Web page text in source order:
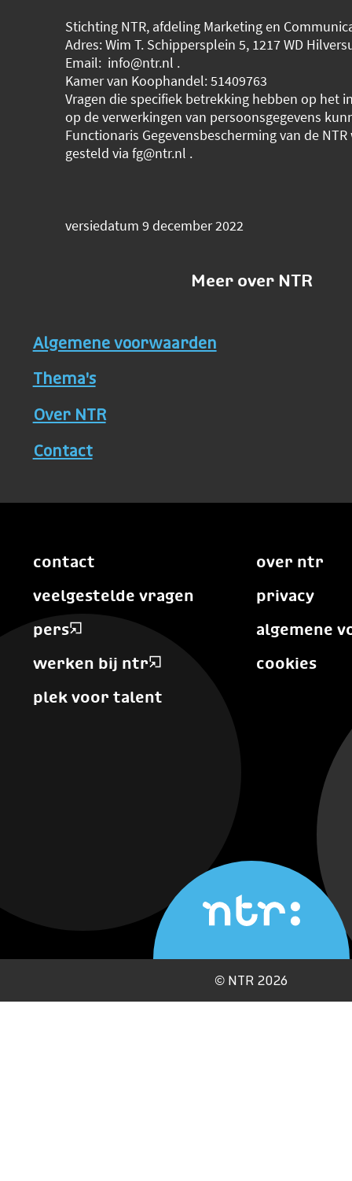
Stichting NTR, afdeling Marketing en
Adres: Wim T. Schippersplein 5, 1217 WD
Email: info@ntr.nl .
Kamer van Koophandel: 51409763
Vragen die specifiek betrekking hebben op het
op de verwerkingen van persoonsgegevens
Functionaris Gegevensbescherming van de
gesteld via fg@ntr.nl .
versiedatum 9 december 2022
Meer over NTR
Algemene voorwaarden
Thema's
Over NTR
Contact
contact
veelgestelde vragen
pers
werken bij ntr
plek voor talent
over ntr
privacy
algemene
cookies
© NTR 2026